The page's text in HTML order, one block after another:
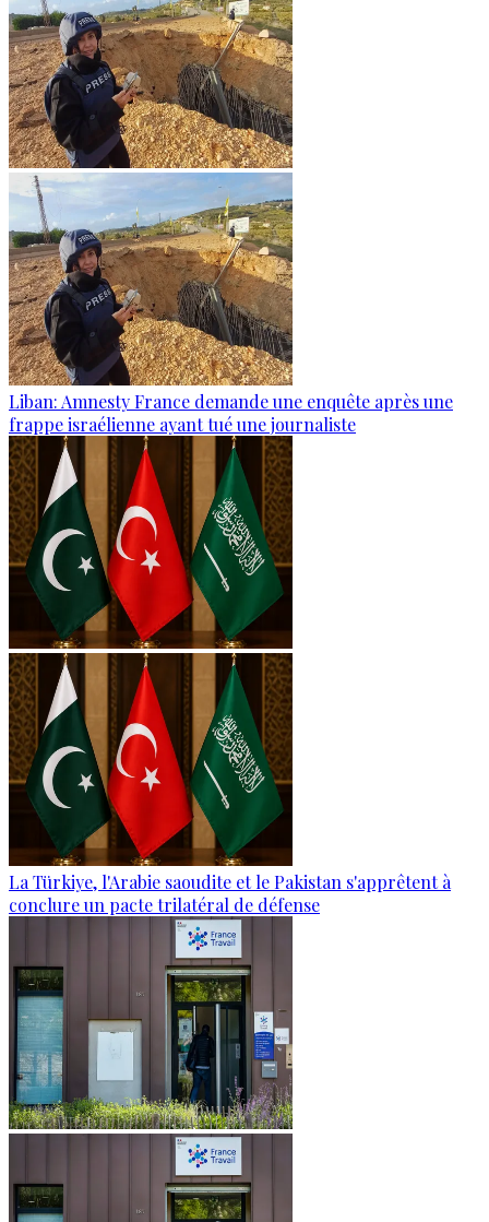
Liban: Amnesty France demande une enquête après une
frappe israélienne ayant tué une journaliste
La Türkiye, l'Arabie saoudite et le Pakistan s'apprêtent à
conclure un pacte trilatéral de défense